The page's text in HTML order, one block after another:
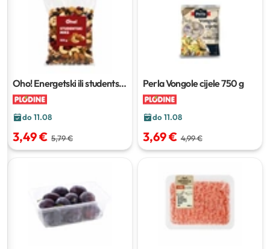
Oho! Energetski ili studentski
mix500 g
do 11.08
3,49 € 5,79 €
Perla Vongole cijele750 g
do 11.08
3,69 € 4,99 €